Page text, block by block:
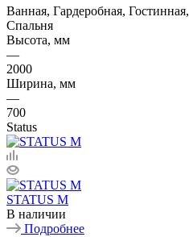
Ванная, Гардеробная,
Спальня
Высота, мм
—
2000
Ширина, мм
—
700
Status
STATUS M
В наличии
Подробнее